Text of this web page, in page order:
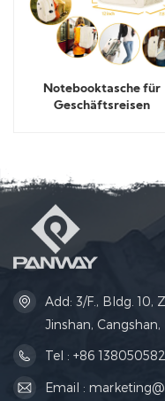
Notebooktasche für
Geschäftsreisen
Add: 3/F., Bldg. 10,
Jinshan,
Tel : +86
Email :